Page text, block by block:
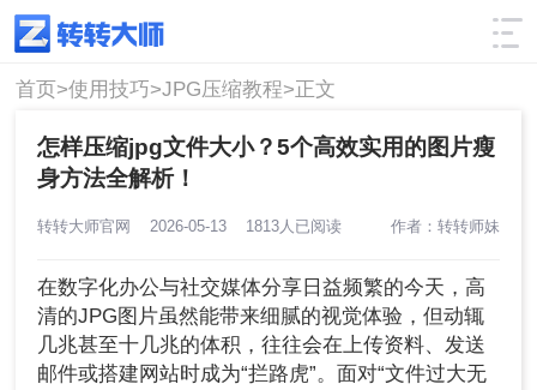
使用技巧 筛选
首页>使用技巧>JPG压缩教程>正文
怎样压缩jpg文件大小？5个高效实用的图片瘦
身方法全解析！
转转大师官网 2026-05-13 1813人已阅读 作者：转转师妹
在数字化办公与社交媒体分享日益频繁的今天，高
清的JPG图片虽然能带来细腻的视觉体验，但动辄
几兆甚至十几兆的体积，往往会在上传资料、发送
邮件或搭建网站时成为“拦路虎”。面对“文件过大无